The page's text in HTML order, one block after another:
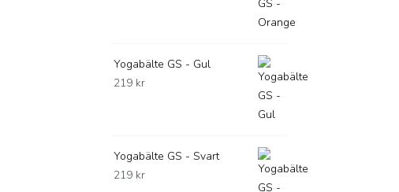
Yogabälte GS - Gul
219 kr
Yogabälte GS - Svart
219 kr